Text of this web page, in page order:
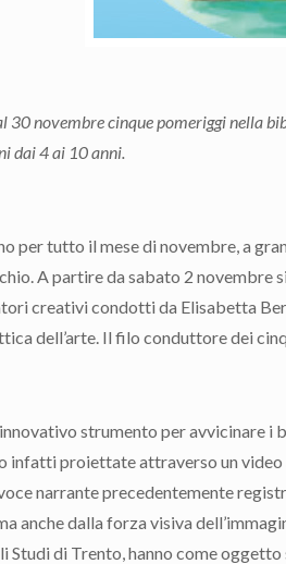
30 novembre cinque pomeriggi nella
dai 4 ai 10 anni.
per tutto il mese di novembre, a
A partire da sabato 2 novembre
creativi condotti da Elisabetta
dell’arte. Il filo conduttore dei
strumento per avvicinare i
infatti proiettate attraverso un
narrante precedentemente
anche dalla forza visiva
Studi di Trento, hanno come